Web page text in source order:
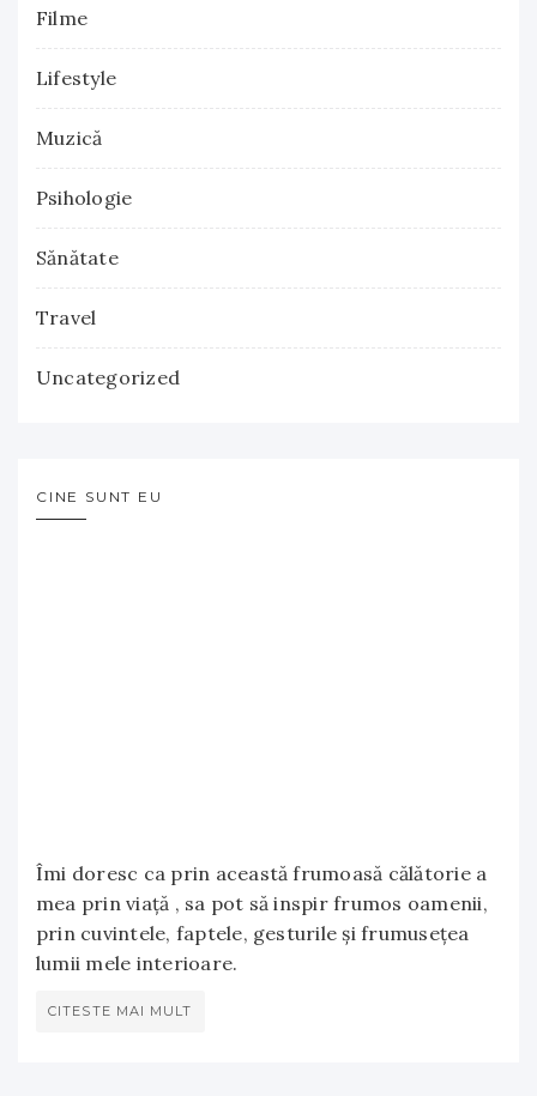
Filme
Lifestyle
Muzică
Psihologie
Sănătate
Travel
Uncategorized
CINE SUNT EU
Îmi doresc ca prin această frumoasă călătorie a
mea prin viață , sa pot să inspir frumos oamenii,
prin cuvintele, faptele, gesturile și frumusețea
lumii mele interioare.
CITESTE MAI MULT